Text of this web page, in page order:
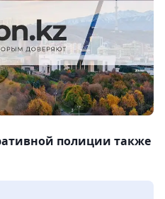
полиции также